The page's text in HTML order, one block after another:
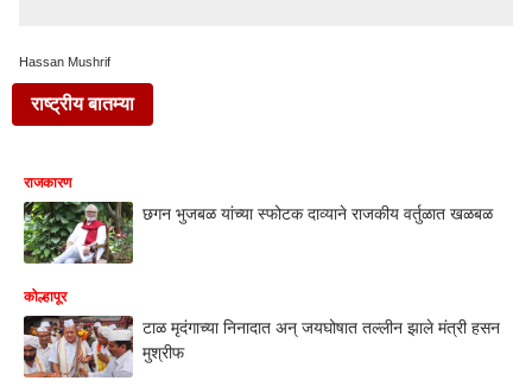
Hassan Mushrif
राष्ट्रीय बातम्या
राजकारण
छगन भुजबळ यांच्या स्फोटक दाव्याने राजकीय वर्तुळात खळबळ
कोल्हापूर
टाळ मृदंगाच्या निनादात अन् जयघोषात तल्लीन झाले मंत्री हसन
मुश्रीफ